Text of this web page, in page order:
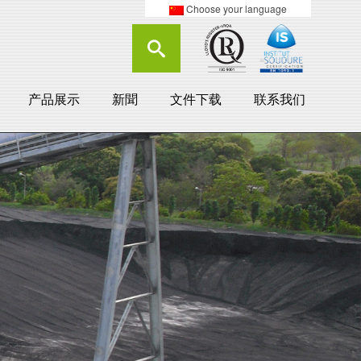
Choose your language
产品展示 新聞 文件下载 联系我们